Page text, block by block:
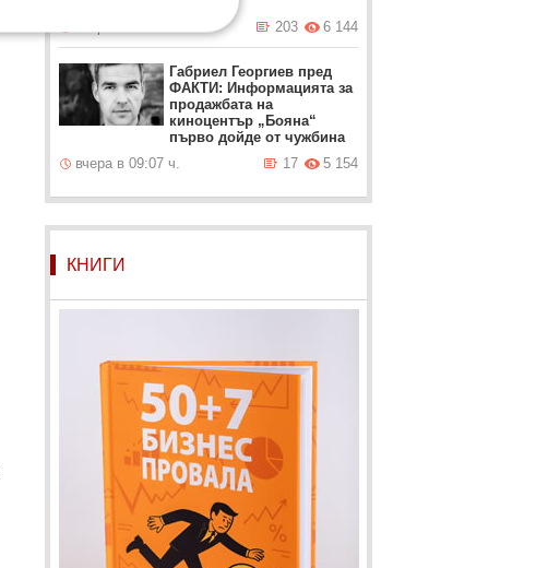
6 144
203
Габриел Георгиев пред
ФАКТИ: Информацията за
продажбата на
киноцентър „Бояна“
първо дойде от чужбина
вчера в 09:07 ч.
5 154
17
КНИГИ